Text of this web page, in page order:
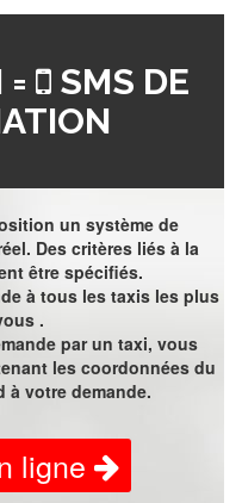
SMS DE
un système de
Des critères liés à la
être spécifiés.
à tous les taxis les plus
.
par un taxi, vous
les coordonnées du
votre demande.
ligne